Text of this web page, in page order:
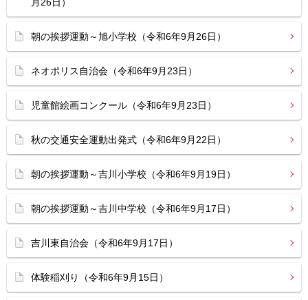
朝の挨拶運動～旭小学校（令和6年9月26日）
ネオポリス自治会（令和6年9月23日）
児童館絵画コンクール（令和6年9月23日）
秋の交通安全運動出発式（令和6年9月22日）
朝の挨拶運動～吉川小学校（令和6年9月19日）
朝の挨拶運動～吉川中学校（令和6年9月17日）
吉川東自治会（令和6年9月17日）
体験稲刈り（令和6年9月15日）